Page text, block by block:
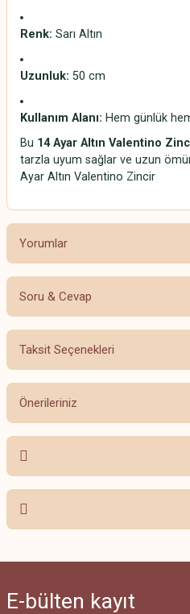
Renk: Sarı Altın
Uzunluk: 50 cm
Kullanım Alanı: Hem günlük
Bu 14 Ayar Altın Valentino
tarzla uyum sağlar ve uzun
Ayar Altın Valentino Zincir
Yorumlar
Bu ürüne ilk
Soru & Cevap
Ürün hakkında
Taksit Seçenekleri
Önerileriniz
Bu ürünün fiyat bilgisi, resim, ürün
yetersiz gördüğünüz noktaları öneri
iletebilirsiniz.
Ürün fiyatı diğer sitelerden daha
E-bülten kayıt